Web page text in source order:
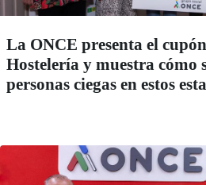
La ONCE presenta el
Hostelería y muestra cómo
personas ciegas en estos